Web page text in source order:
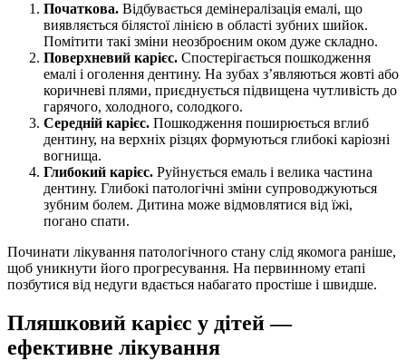
Початкова. Відбувається демінералізація емалі, що
виявляється білястої лінією в області зубних шийок.
Помітити такі зміни неозброєним оком дуже складно.
Поверхневий карієс. Спостерігається пошкодження
емалі і оголення дентину. На зубах з’являються жовті або
коричневі плями, приєднується підвищена чутливість до
гарячого, холодного, солодкого.
Середній карієс. Пошкодження поширюється вглиб
дентину, на верхніх різцях формуються глибокі каріозні
вогнища.
Глибокий карієс. Руйнується емаль і велика частина
дентину. Глибокі патологічні зміни супроводжуються
зубним болем. Дитина може відмовлятися від їжі,
погано спати.
Починати лікування патологічного стану слід якомога раніше,
щоб уникнути його прогресування. На первинному етапі
позбутися від недуги вдається набагато простіше і швидше.
Пляшковий карієс у дітей —
ефективне лікування